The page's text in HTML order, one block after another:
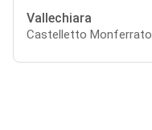
Vallechiara
Castelletto Monferrato